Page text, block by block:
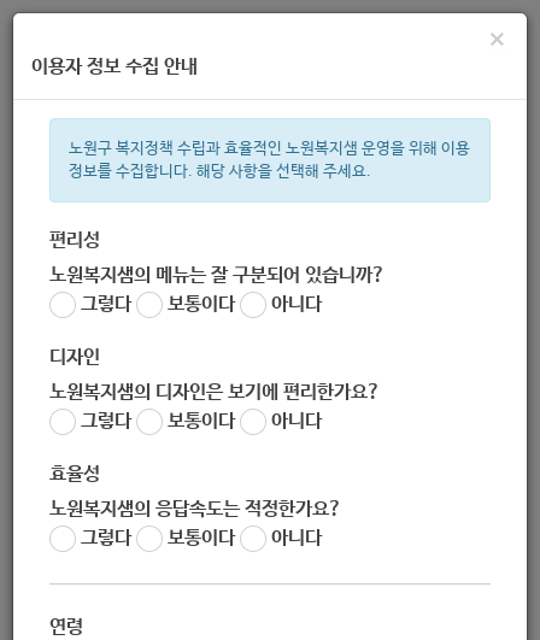
주간 인기검색어
한눈으로 보는 복지 정보
×
이용자 정보 수집 안내
노원구 복지정책 수립과 효율적인 노원복지샘 운영을 위해 이용
정보를 수집합니다. 해당 사항을 선택해 주세요.
편리성
노원복지샘의 메뉴는 잘 구분되어 있습니까?
그렇다
보통이다 아니다
디자인
노원복지샘의 디자인은 보기에 편리한가요?
그렇다
보통이다 아니다
효율성
노원복지샘의 응답속도는 적정한가요?
그렇다
보통이다 아니다
연령
[서울시립노원시각장애인복지관] 가치봄 영화 VOD 무료 서비스
안내
작성자 노원 복지샘
작성일 2020-11-23 14:38